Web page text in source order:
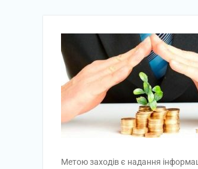
Метою заходів є надання